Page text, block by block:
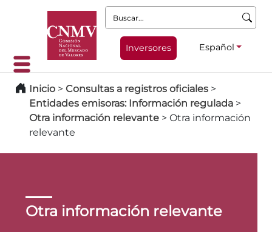
Buscar:
Inversores Español
Inicio > Consultas a registros oficiales >
Entidades emisoras: Información regulada >
Otra información relevante > Otra información
relevante
Otra información relevante